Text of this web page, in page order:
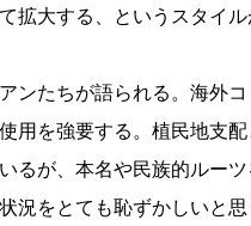
大する、というスタイル
ンたちが語られる。海外
用を強要する。植民地支
るが、本名や民族的ルー
況をとても恥ずかしいと思